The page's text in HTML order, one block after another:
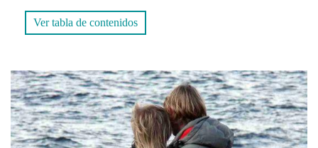
Ver tabla de contenidos